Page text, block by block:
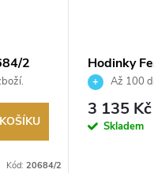
2
Kód: 20684/2
Hodinky
Až 100
Autorizovaný
3 135 Kč
Skladem